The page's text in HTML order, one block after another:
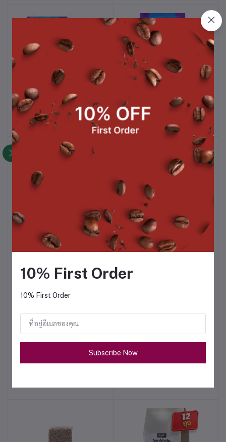
หยิบใส่ตะกร้า
น้ำเชื่อม 800 ml. 12 ถุง
฿550.00
หยิบใส่ตะกร้า
น้ำเชื่อม 800 ml. 6 ถุง
฿105.00
หยิบใส่ตะกร้า
ครีมเทียม 1 kg. 6 ถุง
฿480.00
10% First Order
10% First Order
Subscribe Now